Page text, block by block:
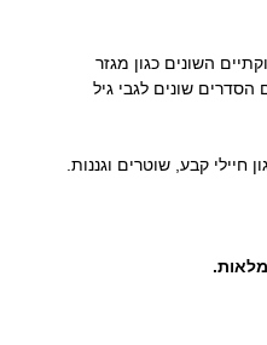
השונים כגון מגזר
הסדרים שונים לגבי גיל
חיילי קבע, שוטרים וגננות.